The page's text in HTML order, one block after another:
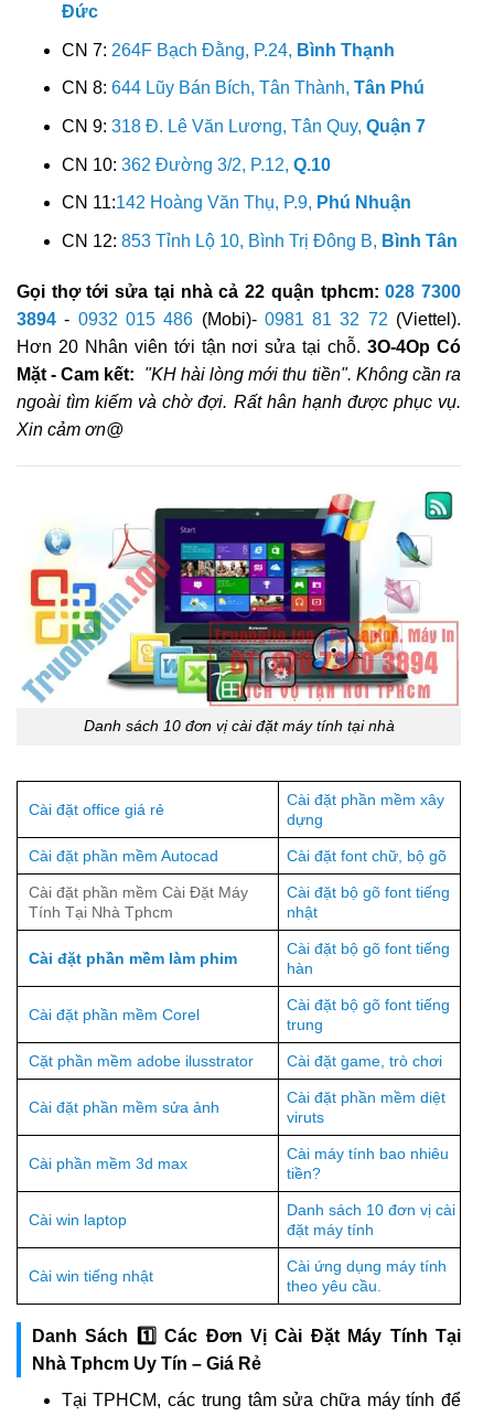
Đức
CN 7: 264F Bạch Đằng, P.24, Bình Thạnh
CN 8: 644 Lũy Bán Bích, Tân Thành, Tân Phú
CN 9: 318 Đ. Lê Văn Lương, Tân Quy, Quận 7
CN 10: 362 Đường 3/2, P.12, Q.10
CN 11:142 Hoàng Văn Thụ, P.9, Phú Nhuận
CN 12: 853 Tỉnh Lộ 10, Bình Trị Đông B, Bình Tân
Gọi thợ tới sửa tại nhà cả 22 quận tphcm:028 7300
3894- 0932 015 486 (Mobi)- 0981 81 32 72 (Viettel).
Hơn 20 Nhân viên tới tận nơi sửa tại chỗ.3O-4Op Có
Mặt - Cam kết:
"KH hài lòng mới thu tiền". Không cần ra
ngoài tìm kiếm và chờ đợi. Rất hân hạnh được phục vụ.
Xin cảm ơn@
Danh sách 10 đơn vị cài đặt máy tính tại nhà
Cài đặt office giá rẻ
Cài đặt phần mềm xây
dựng
Cài đặt phần mềm Autocad Cài đặt font chữ, bộ gõ
Cài đặt phần mềm Cài Đặt Máy
Tính Tại Nhà Tphcm
Cài đặt bộ gõ font tiếng
nhật
Cài đặt phần mềm làm phim
Cài đặt bộ gõ font tiếng
hàn
Cài đặt phần mềm Corel
Cài đặt bộ gõ font tiếng
trung
Cặt phần mềm adobe ilusstrator Cài đặt game, trò chơi
Cài đặt phần mềm sửa ảnh
Cài đặt phần mềm diệt
viruts
Cài phần mềm 3d max
Cài máy tính bao nhiêu
tiền?
Cài win laptop
Danh sách 10 đơn vị cài
đặt máy tính
Cài win tiếng nhật
Cài ứng dụng máy tính
theo yêu cầu.
Danh Sách 1️⃣ Các Đơn Vị Cài Đặt Máy Tính Tại
Nhà Tphcm Uy Tín – Giá Rẻ
Tại TPHCM, các trung tâm sửa chữa máy tính để